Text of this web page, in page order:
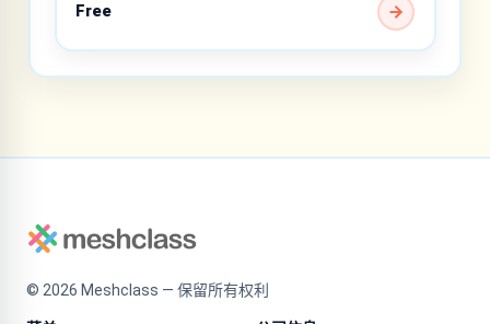
Free
© 2026 Meshclass — 保留所有权利